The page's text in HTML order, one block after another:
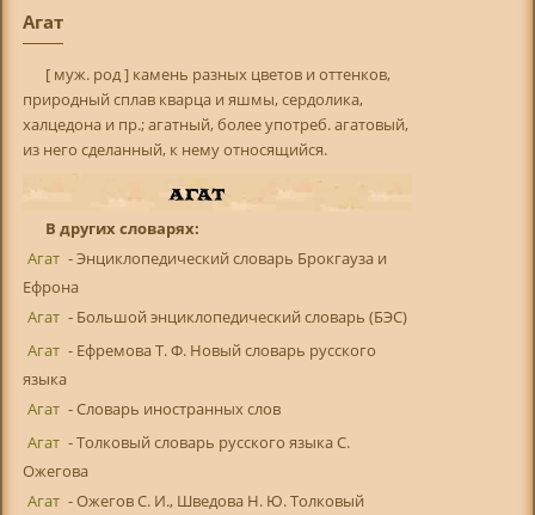
Агат
[ муж. род ] камень разных цветов и оттенков,
природный сплав кварца и яшмы, сердолика,
халцедона и пр.; агатный, более употреб. агатовый,
из него сделанный, к нему относящийся.
В других словарях:
Агат - Энциклопедический словарь Брокгауза и
Ефрона
Агат - Большой энциклопедический словарь (БЭС)
Агат - Ефремова Т. Ф. Новый словарь русского
языка
Агат - Словарь иностранных слов
Агат - Толковый словарь русского языка С.
Ожегова
Агат - Ожегов С. И., Шведова Н. Ю. Толковый